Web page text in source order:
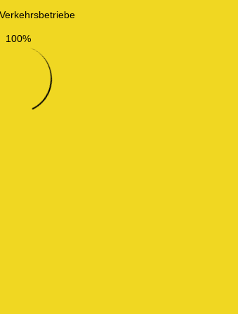
100%